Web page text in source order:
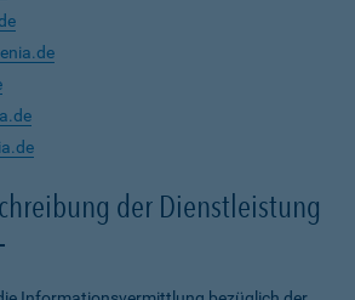
der Dienstleistung